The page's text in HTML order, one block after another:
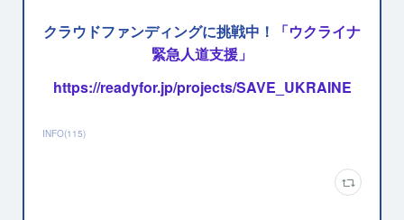
クラウドファンディングに挑戦中！
「ウクライナ
緊急人道支援」
https://readyfor.jp/projects/SAVE_UKRAINE
INFO(115)